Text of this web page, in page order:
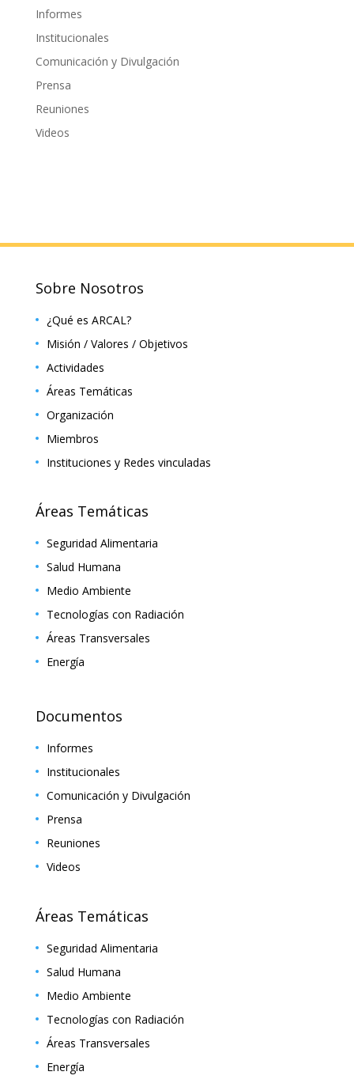
Informes
Institucionales
Comunicación y Divulgación
Prensa
Reuniones
Videos
Sobre Nosotros
¿Qué es ARCAL?
Misión / Valores / Objetivos
Actividades
Áreas Temáticas
Organización
Miembros
Instituciones y Redes vinculadas
Áreas Temáticas
Seguridad Alimentaria
Salud Humana
Medio Ambiente
Tecnologías con Radiación
Áreas Transversales
Energía
Documentos
Informes
Institucionales
Comunicación y Divulgación
Prensa
Reuniones
Videos
Áreas Temáticas
Seguridad Alimentaria
Salud Humana
Medio Ambiente
Tecnologías con Radiación
Áreas Transversales
Energía